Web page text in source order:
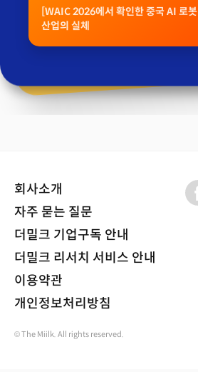
[WAIC 2026에서 확인한 중국 AI 로봇
산업의 실체
회사소개
자주 묻는 질문
더밀크 기업구독 안내
더밀크 리서치 서비스 안내
이용약관
개인정보처리방침
© The Miilk. All rights reserved.